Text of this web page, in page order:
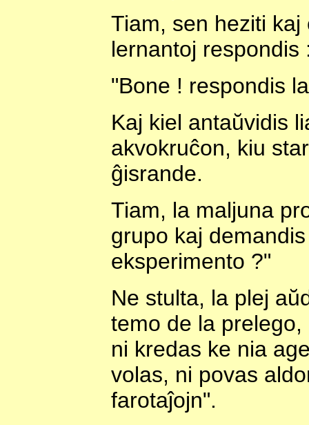
Tiam, sen heziti
lernantoj respondis
"Bone ! respondis
Kaj kiel antaŭvidis
akvokruĉon, kiu
ĝisrande.
Tiam, la maljuna
grupo kaj
eksperimento ?"
Ne stulta, la plej
temo de la
ni kredas ke nia
volas, ni povas
farotaĵojn".